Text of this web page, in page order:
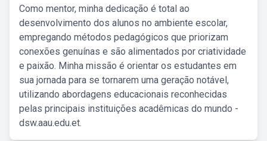
Como mentor, minha dedicação é total ao
desenvolvimento dos alunos no ambiente escolar,
empregando métodos pedagógicos que priorizam
conexões genuínas e são alimentados por criatividade
e paixão. Minha missão é orientar os estudantes em
sua jornada para se tornarem uma geração notável,
utilizando abordagens educacionais reconhecidas
pelas principais instituições acadêmicas do mundo -
dsw.aau.edu.et.